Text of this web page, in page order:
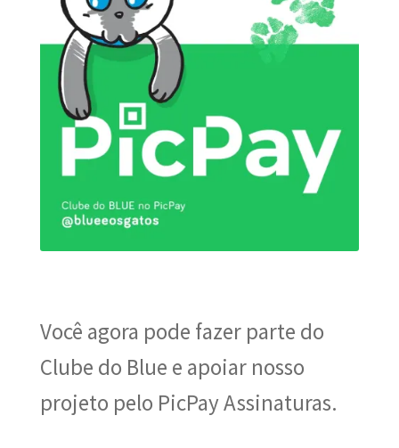
MINHA CONTA
CARRINHO
Search
Você agora pode fazer parte do
Clube do Blue e apoiar nosso
projeto pelo PicPay Assinaturas.